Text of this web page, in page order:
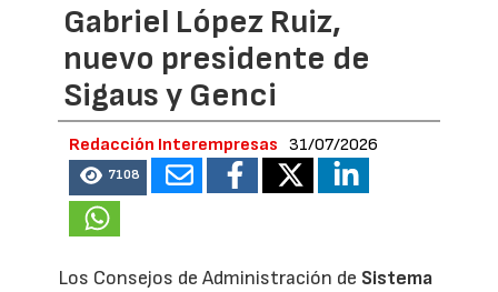
Gabriel López Ruiz,
nuevo presidente de
Sigaus y Genci
Redacción Interempresas 31/07/2026
7108
Los Consejos de Administración de Sistema